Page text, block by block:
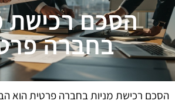
הסכם רכישת
בחברה
הסכם רכישת מניות בחברה פרטית הוא